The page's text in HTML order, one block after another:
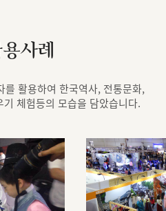
사례
활용하여 한국역사, 전통문화,
체험등의 모습을 담았습니다.